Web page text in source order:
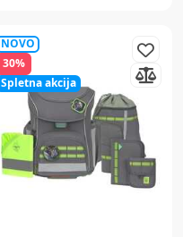
30%
Spletna akcija
NOVO